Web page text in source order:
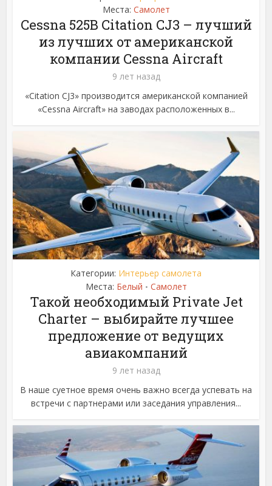
Места: Самолет
Cessna 525B Citation CJ3 – лучший
из лучших от американской
компании Cessna Aircraft
9 лет назад
«Citation CJ3» производится американской компанией
«Cessna Aircraft» на заводах расположенных в...
Категории: Интерьер самолета
Места: Белый • Самолет
Такой необходимый Private Jet
Charter – выбирайте лучшее
предложение от ведущих
авиакомпаний
9 лет назад
В наше суетное время очень важно всегда успевать на
встречи с партнерами или заседания управления...